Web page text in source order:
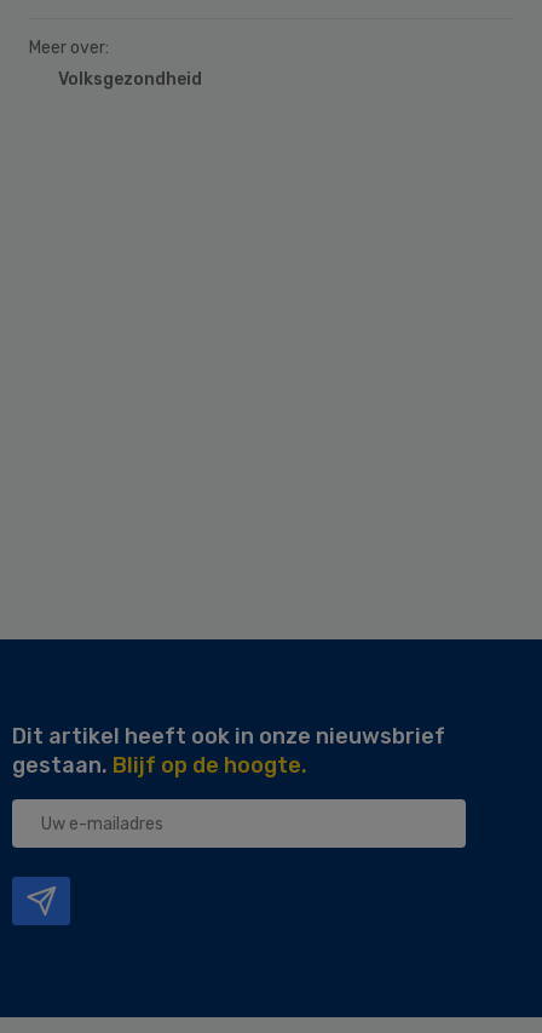
Meer over:
Volksgezondheid
Dit artikel heeft ook in onze nieuwsbrief
gestaan. Blijf op de hoogte.
Uw